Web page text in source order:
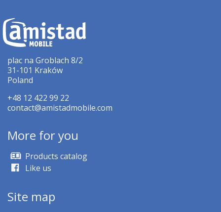
plac na Groblach 8/2
31-101 Kraków
Poland
+48 12 422 99 22
contact@amistadmobile.com
More for you
Products catalog
Like us
Site map